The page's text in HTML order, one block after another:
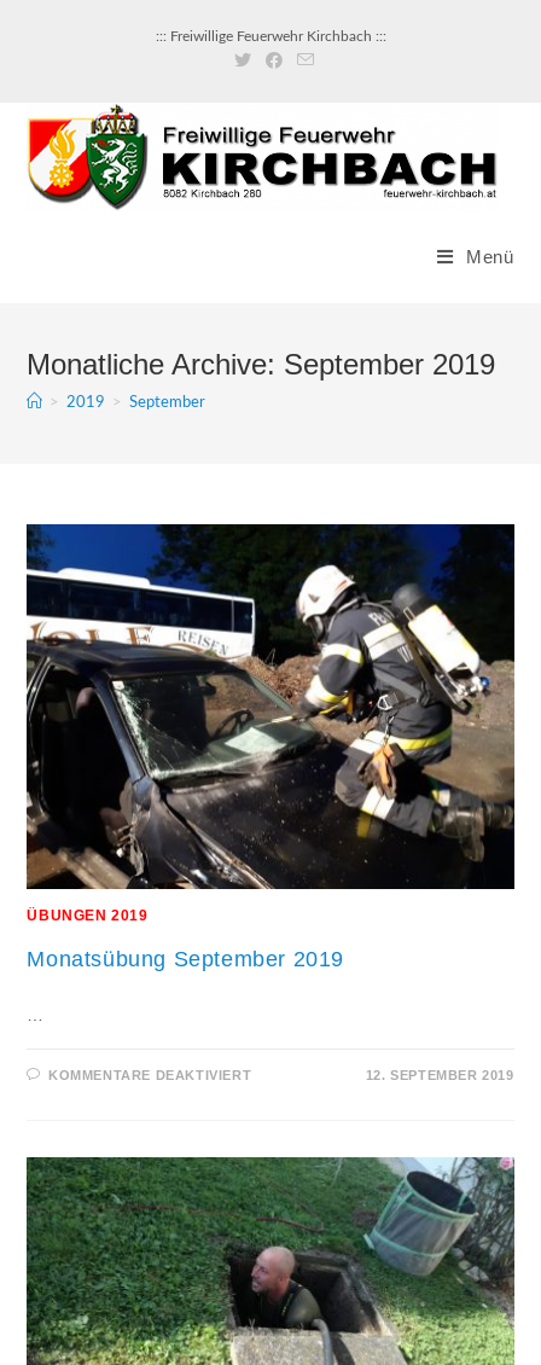
::: Freiwillige Feuerwehr Kirchbach :::
Menü
Monatliche Archive: September 2019
> 2019 > September
ÜBUNGEN 2019
Monatsübung September 2019
…
KOMMENTARE DEAKTIVIERTFÜR
12. SEPTEMBER 2019